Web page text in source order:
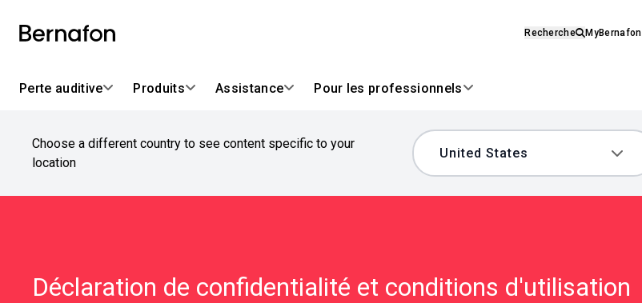
Recherche MyBernafon
Perte auditive Produits Assistance Pour les professionnels
Choose a different country to see content specific to your
location
Déclaration de confidentialité et conditions d'utilisation